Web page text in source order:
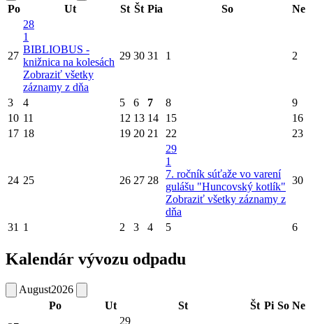
Po
Ut St Št Pia So Ne
27
28
1
BIBLIOBUS -
knižnica na kolesách
Zobraziť všetky
záznamy z dňa
29 30 31 1 2
3 4 5 6 7 8
9
10 11 12 13 14 15
16
17 18 19 20 21 22 23
24 25 26 27 28
29
1
7. ročník súťaže vo varení
gulášu "Huncovský kotlík"
Zobraziť všetky záznamy z
dňa
30
31 1 2 3 4 5 6
Kalendár vývozu odpadu
August2026
Po
Ut St Št Pi So Ne
29